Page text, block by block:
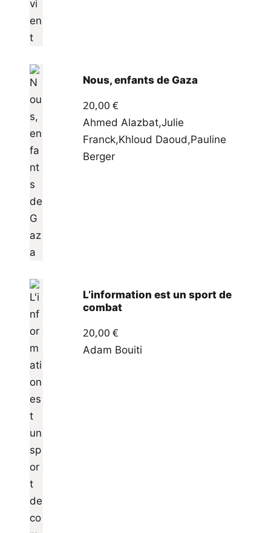
Nous, enfants de Gaza
20,00 €
Ahmed Alazbat,Julie
Franck,Khloud Daoud,Pauline
Berger
L’information est un sport de
combat
20,00 €
Adam Bouiti